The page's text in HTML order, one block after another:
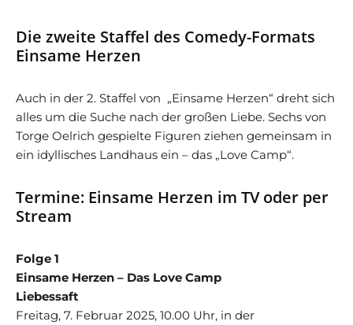
Die zweite Staffel des Comedy-Formats
Einsame Herzen
Auch in der 2. Staffel von „Einsame Herzen“ dreht sich
alles um die Suche nach der großen Liebe. Sechs von
Torge Oelrich gespielte Figuren ziehen gemeinsam in
ein idyllisches Landhaus ein – das „Love Camp“.
Termine: Einsame Herzen im TV oder per
Stream
Folge 1
Einsame Herzen – Das Love Camp
Liebessaft
Freitag, 7. Februar 2025, 10.00 Uhr, in der